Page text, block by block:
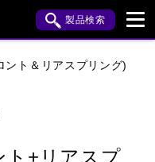
製品検索
ント＆リアスプリング)
ト+リアスプ